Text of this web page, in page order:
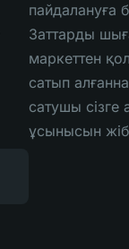
пайдалануға
Заттарды
маркеттен
сатып
сатушы сізге
ұсынысын